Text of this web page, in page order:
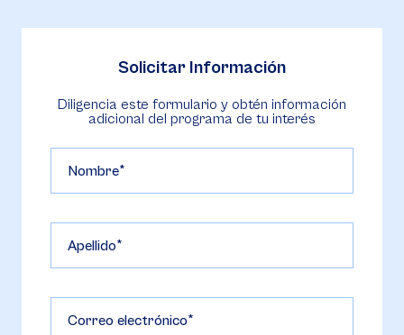
Solicitar Información
Diligencia este formulario y obtén información
adicional del programa de tu interés
Nombre
Apellido
Correo electrónico